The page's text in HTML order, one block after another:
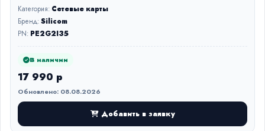
Категория: Сетевые карты
Бренд:Silicom
PN: PE2G2I35
В наличии
17 990 р
Обновлено: 08.08.2026
Добавить в заявку